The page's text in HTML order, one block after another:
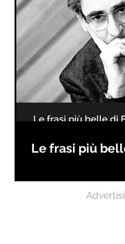
Le frasi più